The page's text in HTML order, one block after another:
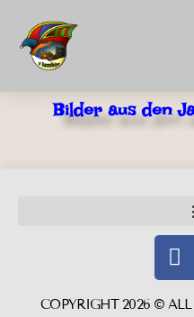
Bilder aus den
COPYRIGHT 2026 © ALL